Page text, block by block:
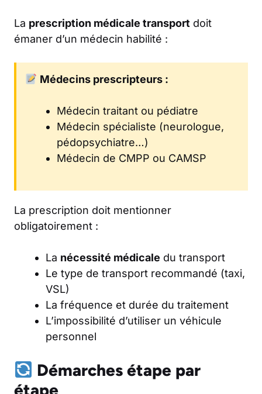
La prescription médicale transport doit
émaner d’un médecin habilité :
Médecins prescripteurs :
Médecin traitant ou pédiatre
Médecin spécialiste (neurologue,
pédopsychiatre…)
Médecin de CMPP ou CAMSP
La prescription doit mentionner
obligatoirement :
La nécessité médicale du transport
Le type de transport recommandé (taxi,
VSL)
La fréquence et durée du traitement
L’impossibilité d’utiliser un véhicule
personnel
Démarches étape par